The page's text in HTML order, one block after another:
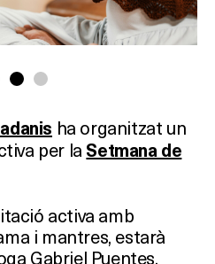
ha organitzat un
per la Setmana de
activa amb
i mantres, estarà
Gabriel Puentes.